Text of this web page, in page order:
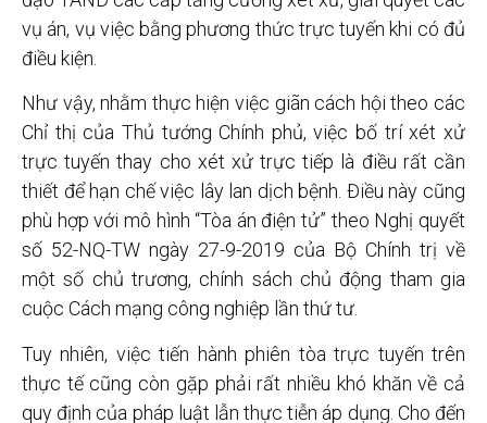
vụ án, vụ việc bằng phương thức trực tuyến khi có đủ
điều kiện.
Như vậy, nhằm thực hiện việc giãn cách hội theo các
Chỉ thị của Thủ tướng Chính phủ, việc bố trí xét xử
trực tuyến thay cho xét xử trực tiếp là điều rất cần
thiết để hạn chế việc lây lan dịch bệnh. Điều này cũng
phù hợp với mô hình “Tòa án điện tử” theo Nghị quyết
số 52-NQ-TW ngày 27-9-2019 của Bộ Chính trị về
một số chủ trương, chính sách chủ động tham gia
cuộc Cách mạng công nghiệp lần thứ tư.
Tuy nhiên, việc tiến hành phiên tòa trực tuyến trên
thực tế cũng còn gặp phải rất nhiều khó khăn về cả
quy định của pháp luật lẫn thực tiễn áp dụng. Cho đến